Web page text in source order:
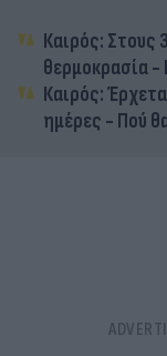
Καιρός: Στους
θερμοκρασία -
Καιρός:
ημέρες - Πού